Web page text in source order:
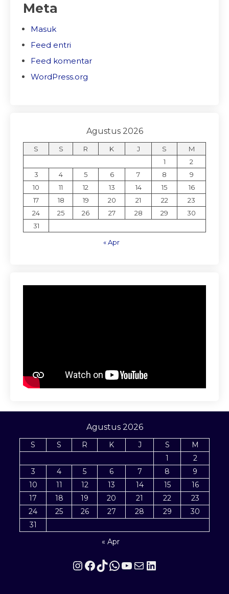
Meta
Masuk
Feed entri
Feed komentar
WordPress.org
Agustus 2026
S S R K J S
M
1
2
3
4 5 6 7 8
9
10
11 12 13 14 15
16
17
18 19 20 21 22
23
24
25 26 27 28 29
30
31
« Apr
Agustus 2026
S S R K J S
M
1
2
3
4 5 6 7 8
9
10
11 12 13 14 15
16
17
18 19 20 21 22
23
24
25 26 27 28 29
30
31
« Apr
Instagram
Facebook
TikTok
WhatsApp
YouTube
MailLinkedIn